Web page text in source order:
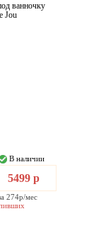
ванночку
Jou
В наличии
5499 р
274р/мес